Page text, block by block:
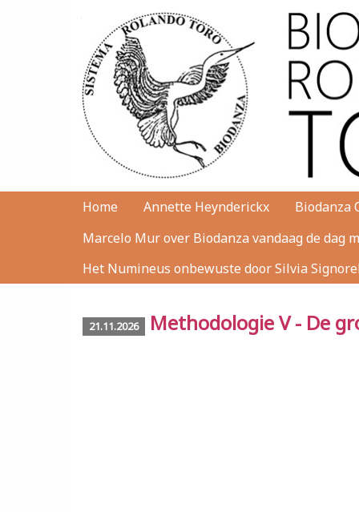
Home Annette Heynderickx Biodanza
Marcelo Mur over Biodanza vandaag de dag
Het Numineus onbewuste door Silvia
21.11.2026 Methodologie V - De